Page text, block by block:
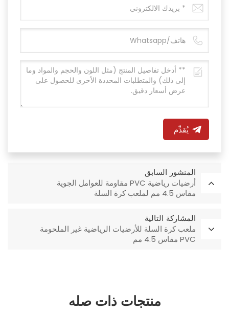
يُقدِّم
المنشور السابق
أرضيات رياضية PVC مقاومة للعوامل الجوية
مقاس 4.5 مم لملعب كرة السلة
المشاركة التالية
ملعب كرة السلة للأرضيات الرياضية غير الملحومة
PVC مقاس 4.5 مم
منتجات ذات صله